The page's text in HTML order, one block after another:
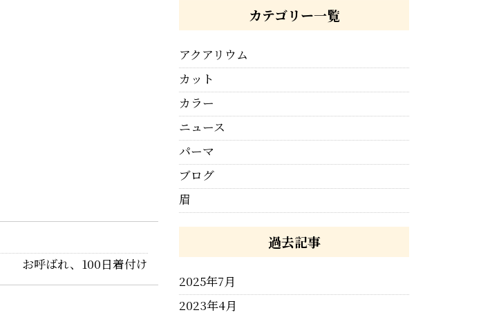
お呼ばれ、100日着付け
カテゴリー一覧
アクアリウム
カット
カラー
ニュース
パーマ
ブログ
眉
過去記事
2025年7月
2023年4月